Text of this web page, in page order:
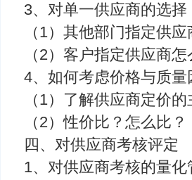
3、对单一供应商的选择
（1）其他部门指定供应
（2）客户指定供应商怎
4、如何考虑价格与质量
（1）了解供应商定价
（2）性价比？怎么比？
四、对供应商考核评定
1、对供应商考核的量化